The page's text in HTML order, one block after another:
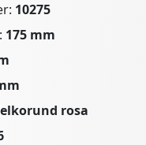
10275
175 mm
rosa